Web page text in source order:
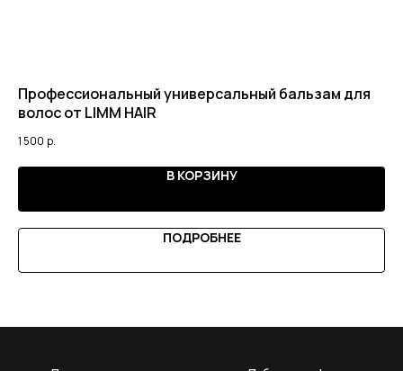
Профессиональный универсальный бальзам для
волос от LIMM HAIR
1 500 р.
В КОРЗИНУ
ПОДРОБНЕЕ